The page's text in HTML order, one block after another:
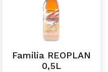
Familia REOPLAN
0,5L